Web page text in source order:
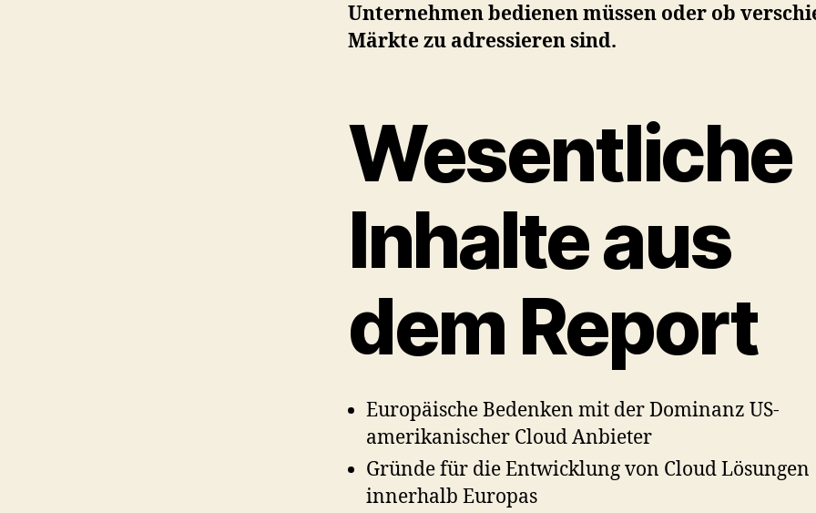
Unternehmen bedienen müssen oder ob
Märkte zu adressieren sind.
Wesentliche
Inhalte aus
dem Report
Europäische Bedenken mit der Dominanz US-
amerikanischer Cloud Anbieter
Gründe für die Entwicklung von Cloud Lösungen
innerhalb Europas